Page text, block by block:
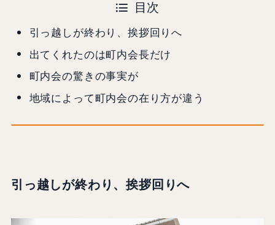
目次
引っ越しが終わり、挨拶回りへ
出てくれたのは町内会長だけ
町内会の驚きの事実が
地域によって町内会の在り方が違う
引っ越しが終わり、挨拶回りへ